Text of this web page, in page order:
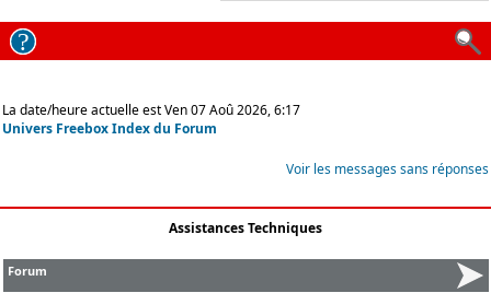
La date/heure actuelle est Ven 07 Aoû 2026, 6:17
Univers Freebox Index du Forum
Voir les messages sans réponses
Assistances Techniques
Forum